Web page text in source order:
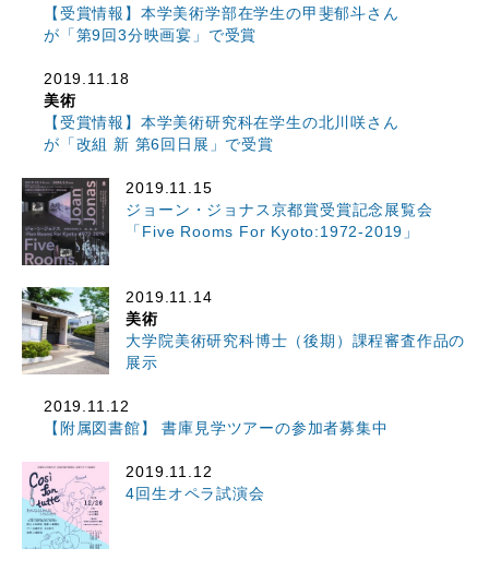
【受賞情報】本学美術学部在学生の甲斐郁斗さん
が「第9回3分映画宴」で受賞
2019.11.18
美術
【受賞情報】本学美術研究科在学生の北川咲さん
が「改組 新 第6回日展」で受賞
2019.11.15
ジョーン・ジョナス京都賞受賞記念展覧会
「Five Rooms For Kyoto:1972-2019」
2019.11.14
美術
大学院美術研究科博士（後期）課程審査作品の
展示
2019.11.12
【附属図書館】 書庫見学ツアーの参加者募集中
2019.11.12
4回生オペラ試演会